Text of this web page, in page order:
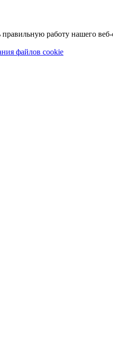
работу нашего веб-
файлов cookie